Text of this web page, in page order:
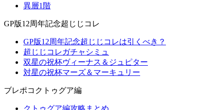
異層1階
GP版12周年記念超じじコレ
GP版12周年記念超じじコレは引くべき？
超じじコレガチャシミュ
双星の祝杯ヴィーナス＆ジュピター
対星の祝杯マーズ＆マーキュリー
ブレポコクトゥグア編
クトゥグア編攻略まとめ